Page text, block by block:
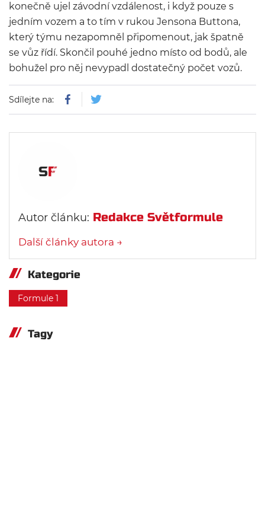
konečně ujel závodní vzdálenost, i když pouze s
jedním vozem a to tím v rukou Jensona Buttona,
který týmu nezapomněl připomenout, jak špatně
se vůz řídí. Skončil pouhé jedno místo od bodů, ale
bohužel pro něj nevypadl dostatečný počet vozů.
Sdílejte na:
Autor článku: Redakce Světformule
Další články autora →
Kategorie
Formule 1
Tagy